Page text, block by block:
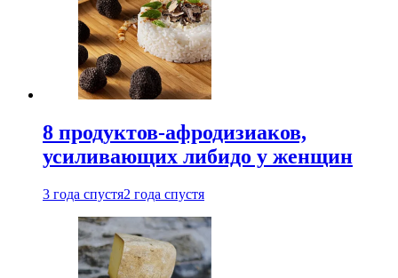
8 продуктов-афродизиаков,
усиливающих либидо у женщин
3 года спустя2 года спустя